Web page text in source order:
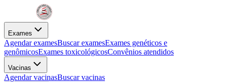
Exames
Agendar examesBuscar examesExames genéticos e
genômicosExames toxicológicosConvênios atendidos
Vacinas
Agendar vacinasBuscar vacinas